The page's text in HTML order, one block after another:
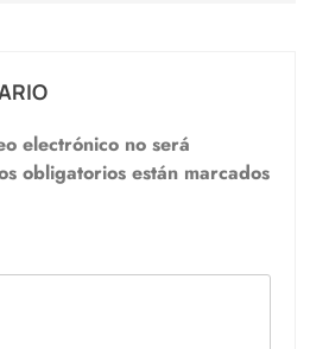
electrónico no será
obligatorios están marcados